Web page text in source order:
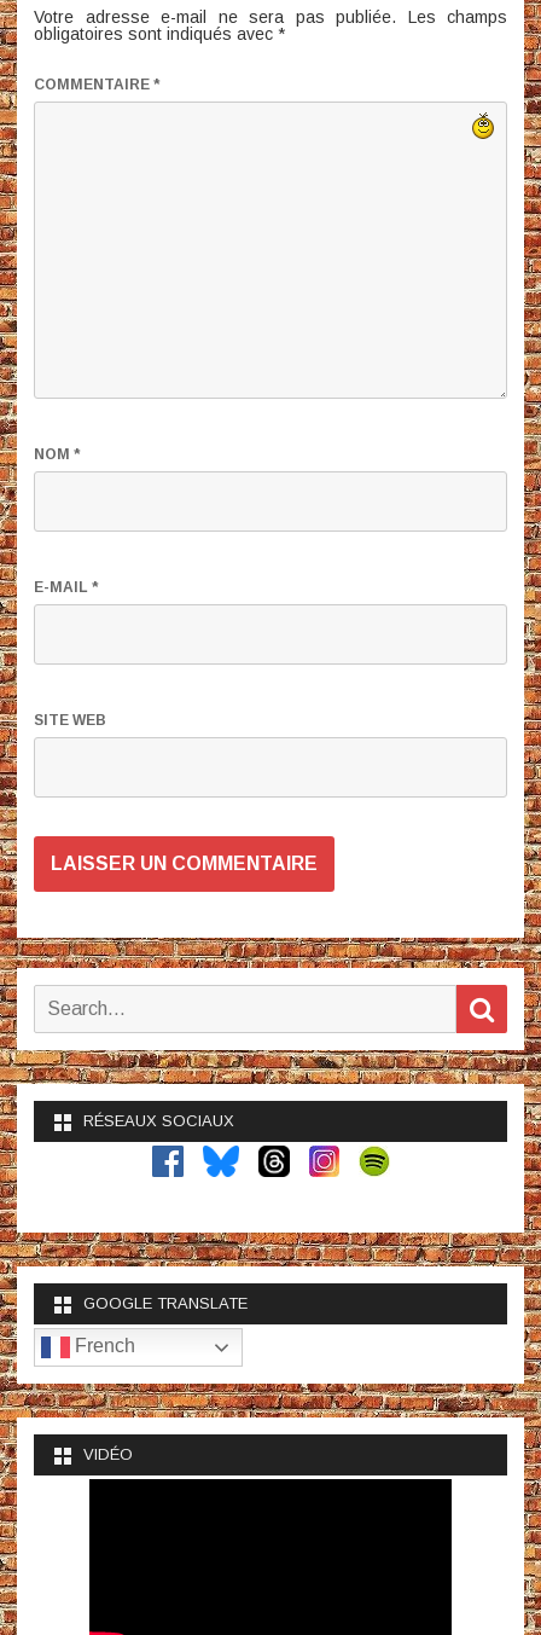
Votre adresse e-mail ne sera pas publiée.
Les champs
obligatoires sont indiqués avec *
COMMENTAIRE *
NOM *
E-MAIL *
SITE WEB
Search
RÉSEAUX SOCIAUX
GOOGLE TRANSLATE
French
VIDÉO